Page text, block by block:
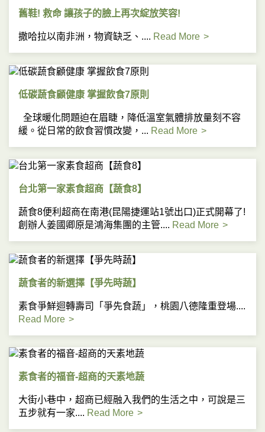
舊鞋! 救命 讓孩子的臉上再次綻放笑容!
撒哈拉以南非洲，物資缺乏、.... Read More
低碳蔬食顧健康 掌握飲食7原則
全球暖化問題迫在眉睫，降低溫室氣體排放量刻不容
緩。從日常的飲食習慣改變，... Read More
台北第一家素食超商【蔬食8】
蔬食8便利超商在南港(昆陽捷運站1號出口)正式開幕了!
創辦人姜國卿原是鴻海集團的主管.... Read More
蔬食者的新選擇【爭先時蔬】
素食爭鮮迴轉壽司「爭先食蔬」，桃園八德隆重登場....
Read More
素食者的福音-超商的天素地蔬
大街小巷中，超商已經融入我們的生活之中，可說是三
五步就有一家.... Read More